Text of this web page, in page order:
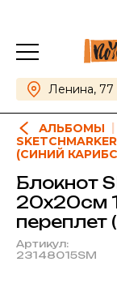
Ленина, 77
АЛЬБОМЫ
(СИНИЙ
Блокнот
20х20см
переплет
Артикул:
23148015SM